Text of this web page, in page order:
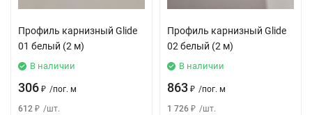
Профиль карнизный Glide
01 белый (2 м)
В наличии
306 ₽ /пог. м
612 ₽ /шт.
Профиль карнизный Glide
02 белый (2 м)
В наличии
863 ₽ /пог. м
1 726 ₽ /шт.